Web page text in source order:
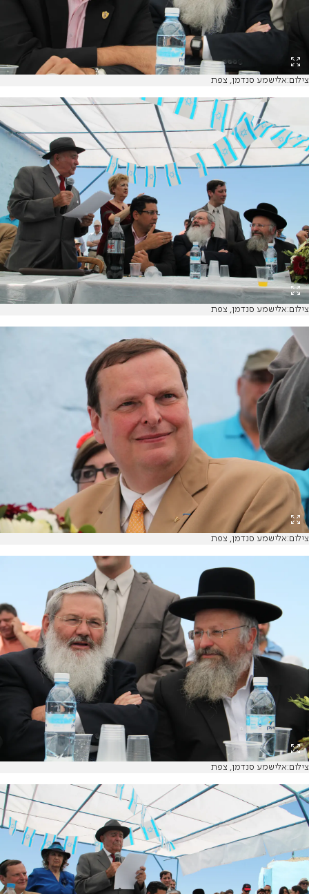
צילום:אלישמע סנדמן, צפת
צילום:אלישמע סנדמן, צפת
צילום:אלישמע סנדמן, צפת
צילום:אלישמע סנדמן, צפת